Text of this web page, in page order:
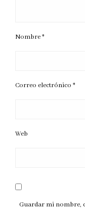
Nombre*
Correo electrónico *
Web
Guardar mi nombre,